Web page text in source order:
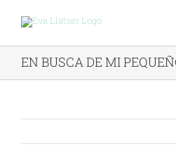
EN BUSCA DE MI